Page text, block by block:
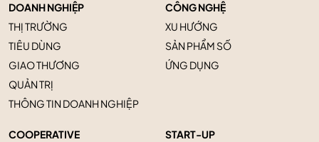
DOANH NGHIỆP
THỊ TRƯỜNG
TIÊU DÙNG
GIAO THƯƠNG
QUẢN TRỊ
THÔNG TIN DOANH NGHIỆP
CÔNG NGHỆ
XU HƯỚNG
SẢN PHẨM SỐ
ỨNG DỤNG
COOPERATIVE
START-UP